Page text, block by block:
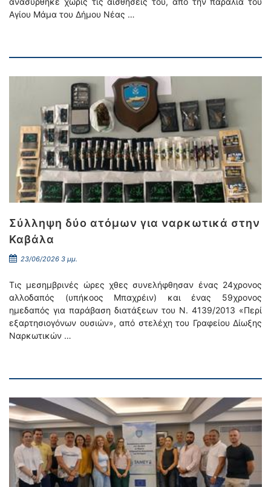
Αγίου Μάμα του Δήμου Νέας …
Σύλληψη δύο ατόμων για ναρκωτικά στην
Καβάλα
23/06/2026 3 μμ.
Τις μεσημβρινές ώρες χθες συνελήφθησαν ένας 24χρονος
αλλοδαπός (υπήκοος Μπαχρέιν) και ένας 59χρονος
ημεδαπός για παράβαση διατάξεων του Ν. 4139/2013 «Περί
εξαρτησιογόνων ουσιών», από στελέχη του Γραφείου Δίωξης
Ναρκωτικών …